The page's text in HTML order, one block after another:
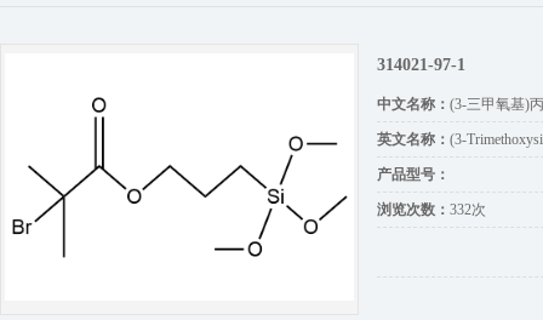
314021-97-1
中文名称： (3-三甲氧基)
英文名称： (3-
产品型号：
浏览次数： 332次